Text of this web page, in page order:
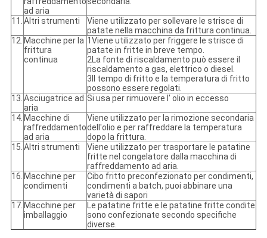
ad aria
11.Altri strumenti
Viene utilizzato per sollevare le strisce di
patate nella macchina da frittura continua.
12. Macchine per la
frittura
continua
1Viene utilizzato per friggere le strisce di
patate in fritte in breve tempo.
2La fonte di riscaldamento può essere il
riscaldamento a gas, elettrico o diesel.
3Il tempo di fritto e la temperatura di fritto
possono essere regolati.
13.Asciugatrice ad
aria
Si usa per rimuovere l' olio in eccesso
14. Macchine di
raffreddamento
ad aria
Viene utilizzato per la rimozione secondaria
dell'olio e per raffreddare la temperatura
dopo la frittura.
15.Altri strumenti
Viene utilizzato per trasportare le patatine
fritte nel congelatore dalla macchina di
raffreddamento ad aria.
16. Macchine per
condimenti
Cibo fritto preconfezionato per condimenti,
condimenti a batch, puoi abbinare una
varietà di sapori
17. Macchine per
imballaggio
Le patatine fritte e le patatine fritte condite
sono confezionate secondo specifiche
diverse.